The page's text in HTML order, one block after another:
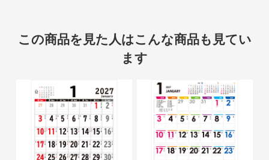
この商品を見た人はこんな商品も見てい
ます